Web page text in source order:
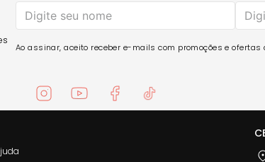
Ao assinar, aceito receber e-mails com promoções e ofertas